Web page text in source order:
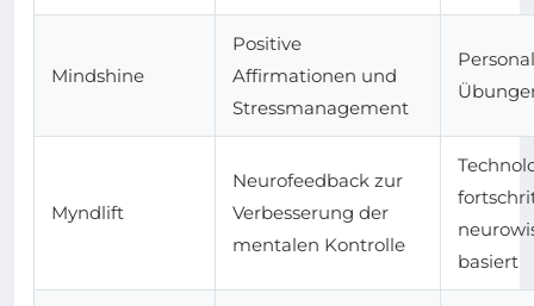
Mindshine
Positive
Affirmationen und
Stressmanagement
Myndlift
Neurofeedback zur
Verbesserung der
mentalen Kontrolle
basiert